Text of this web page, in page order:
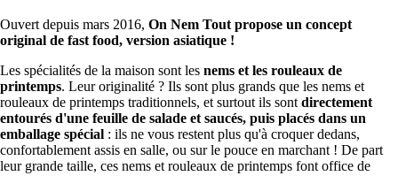
Ouvert depuis mars 2016, On Nem Tout propose un concept
original de fast food, version asiatique !
Les spécialités de la maison sont les nems et les rouleaux de
printemps. Leur originalité ? Ils sont plus grands que les nems et
rouleaux de printemps traditionnels, et surtout ils sont directement
entourés d'une feuille de salade et saucés, puis placés dans un
emballage spécial : ils ne vous restent plus qu'à croquer dedans,
confortablement assis en salle, ou sur le pouce en marchant ! De part
leur grande taille, ces nems et rouleaux de printemps font office de